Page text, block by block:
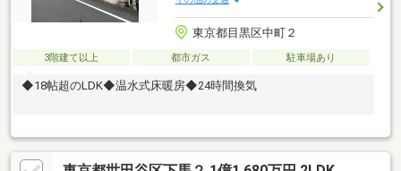
東京都目黒区中町２
3階建て以上 都市ガス 駐車場あり
◆18帖超のLDK◆温水式床暖房◆24時間換気